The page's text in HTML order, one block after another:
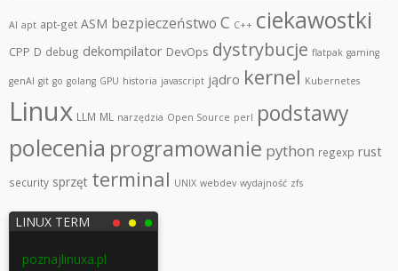
AI apt apt-get ASM bezpieczeństwo C C++ ciekawostki
CPP D debug dekompilator DevOps dystrybucje flatpak gaming
genAI git go golang GPU historia javascript jądro kernel Kubernetes
Linux LLM ML narzędzia Open Source perl podstawy
polecenia programowanie python regexp rust
security sprzęt terminal UNIX webdev wydajność zfs
LINUX TERM
poznajlinuxa.pl